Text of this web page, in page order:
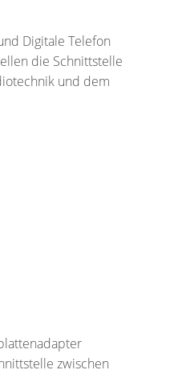
Digitale Telefon
die Schnittstelle
und dem
zwischen